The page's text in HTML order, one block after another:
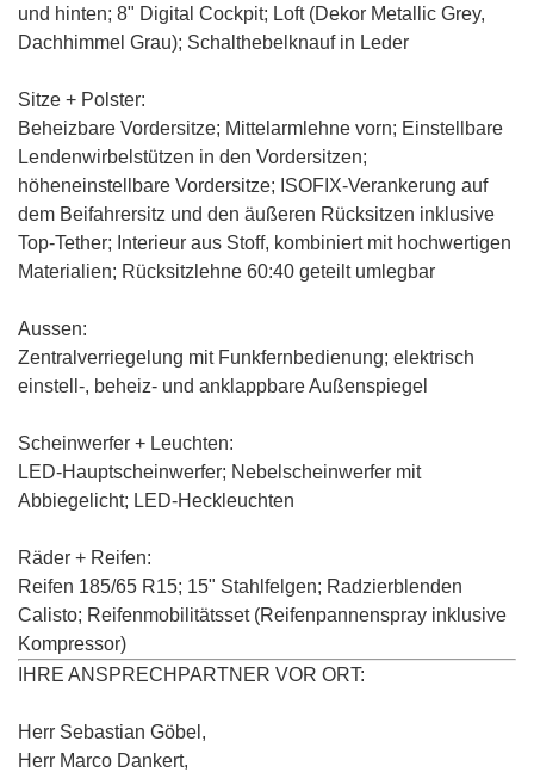
und hinten; 8" Digital Cockpit; Loft (Dekor Metallic Grey,
Dachhimmel Grau); Schalthebelknauf in Leder
Sitze + Polster:
Beheizbare Vordersitze; Mittelarmlehne vorn; Einstellbare
Lendenwirbelstützen in den Vordersitzen;
höheneinstellbare Vordersitze; ISOFIX-Verankerung auf
dem Beifahrersitz und den äußeren Rücksitzen inklusive
Top-Tether; Interieur aus Stoff, kombiniert mit hochwertigen
Materialien; Rücksitzlehne 60:40 geteilt umlegbar
Aussen:
Zentralverriegelung mit Funkfernbedienung; elektrisch
einstell-, beheiz- und anklappbare Außenspiegel
Scheinwerfer + Leuchten:
LED-Hauptscheinwerfer; Nebelscheinwerfer mit
Abbiegelicht; LED-Heckleuchten
Räder + Reifen:
Reifen 185/65 R15; 15" Stahlfelgen; Radzierblenden
Calisto; Reifenmobilitätsset (Reifenpannenspray inklusive
Kompressor)
IHRE ANSPRECHPARTNER VOR ORT:
Herr Sebastian Göbel,
Herr Marco Dankert,